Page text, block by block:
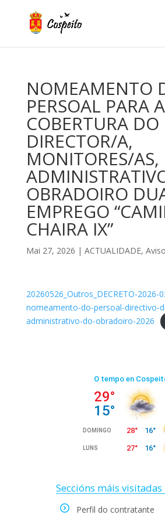
NOMEAMENTO
PERSOAL PARA A
COBERTURA DO
DIRECTOR/A,
MONITORES/AS,
OBRADOIRO
EMPREGO
CHAIRA IX”
Mai 27, 2026 | ACTUALIDADE,
20260526_Outros_DECRETO-2026-
nomeamento-do-persoal-directivo-
administrativo-do-obradoiro-2026
Seccións máis visitadas
Perfil do contratante